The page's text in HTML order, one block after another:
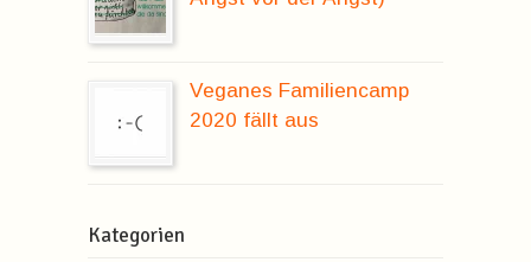
Veganes Familiencamp
2020 fällt aus
Kategorien